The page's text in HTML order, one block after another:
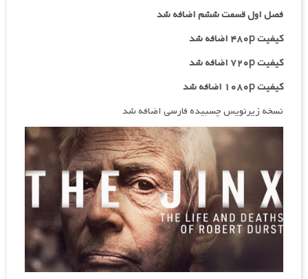
فصل اول قسمت ششم اضافه شد
کیفیت ۴۸۰p اضافه شد
کیفیت ۷۲۰p
اضافه شد
کیفیت ۱۰۸۰p اضافه شد
نسخه زیرنویس چسبیده فارسی اضافه شد